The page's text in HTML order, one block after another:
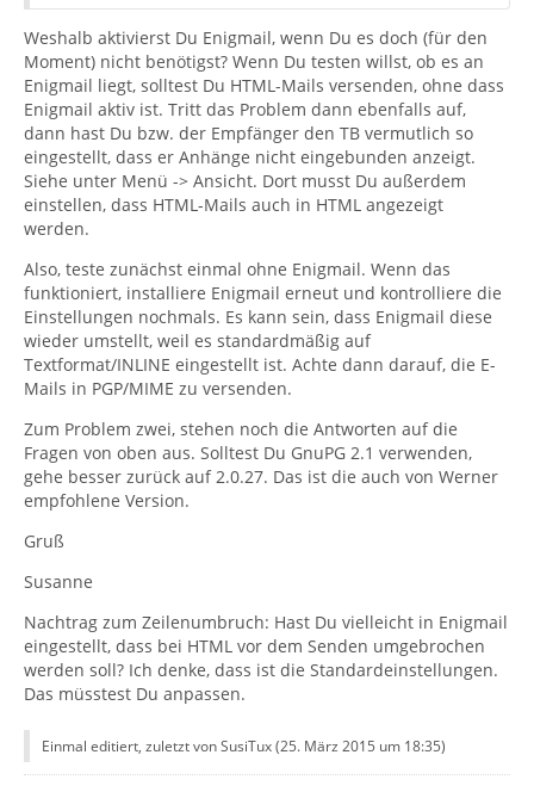
Weshalb aktivierst Du Enigmail, wenn Du es doch (für den
Moment) nicht benötigst? Wenn Du testen willst, ob es an
Enigmail liegt, solltest Du HTML-Mails versenden, ohne dass
Enigmail aktiv ist. Tritt das Problem dann ebenfalls auf,
dann hast Du bzw. der Empfänger den TB vermutlich so
eingestellt, dass er Anhänge nicht eingebunden anzeigt.
Siehe unter Menü -> Ansicht. Dort musst Du außerdem
einstellen, dass HTML-Mails auch in HTML angezeigt
werden.
Also, teste zunächst einmal ohne Enigmail. Wenn das
funktioniert, installiere Enigmail erneut und kontrolliere die
Einstellungen nochmals. Es kann sein, dass Enigmail diese
wieder umstellt, weil es standardmäßig auf
Textformat/INLINE eingestellt ist. Achte dann darauf, die E-
Mails in PGP/MIME zu versenden.
Zum Problem zwei, stehen noch die Antworten auf die
Fragen von oben aus. Solltest Du GnuPG 2.1 verwenden,
gehe besser zurück auf 2.0.27. Das ist die auch von Werner
empfohlene Version.
Gruß
Susanne
Nachtrag zum Zeilenumbruch: Hast Du vielleicht in Enigmail
eingestellt, dass bei HTML vor dem Senden umgebrochen
werden soll? Ich denke, dass ist die Standardeinstellungen.
Das müsstest Du anpassen.
Einmal editiert, zuletzt von SusiTux (25. März 2015 um 18:35)